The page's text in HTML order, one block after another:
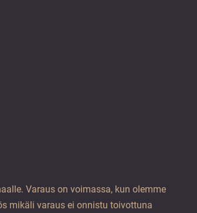
Varaus on voimassa, kun olemme
mikäli varaus ei onnistu toivottuna